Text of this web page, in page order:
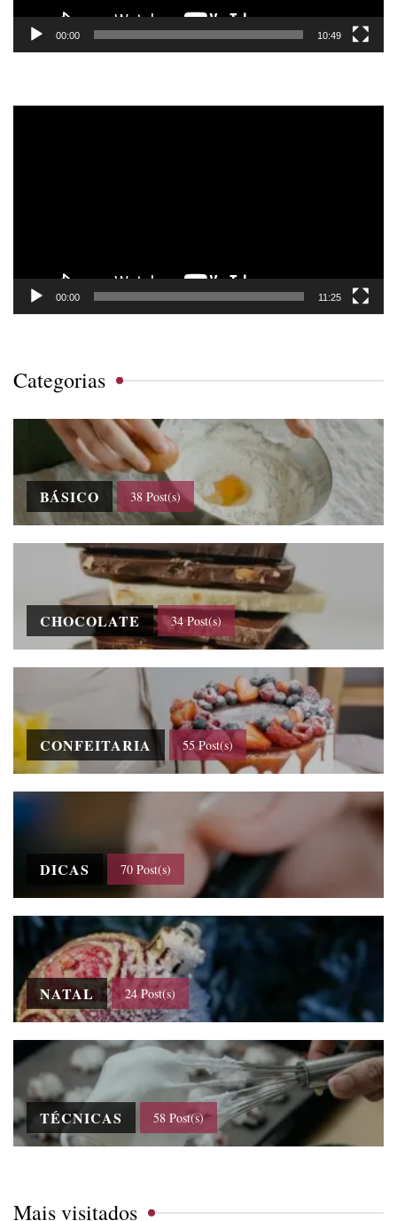
00:00 10:49
00:00 11:25
Categorias
BÁSICO 38 Post(s)
CHOCOLATE 34 Post(s)
CONFEITARIA 55 Post(s)
DICAS 70 Post(s)
NATAL 24 Post(s)
TÉCNICAS 58 Post(s)
Mais visitados